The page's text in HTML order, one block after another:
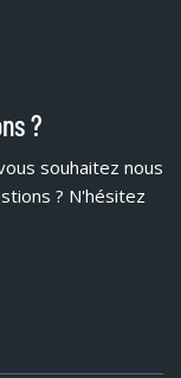
?
souhaitez nous
? N'hésitez